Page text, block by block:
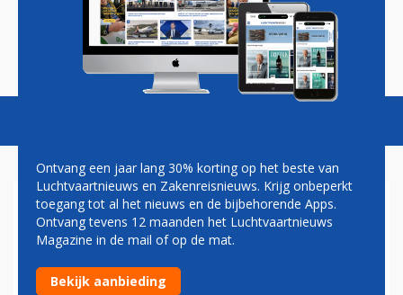
Magazine Podcasts Vacatures
KUWAIT AIRWAYS GEEFT
ROUTE OP NA REL OM
WEIGERING PASSAGIER
Ontvang een jaar lang 30% korting op het beste van
Luchtvaartnieuws en Zakenreisnieuws. Krijg onbeperkt
toegang tot al het nieuws en de bijbehorende Apps.
Ontvang tevens 12 maanden het Luchtvaartnieuws
Magazine in de mail of op de mat.
Bekijk aanbieding